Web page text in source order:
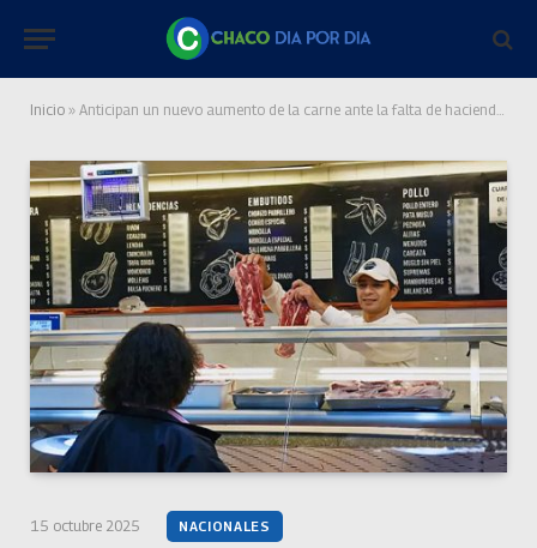
Inicio » Anticipan un nuevo aumento de la carne ante la falta de hacienda y el repunte exportador
15 octubre 2025 NACIONALES